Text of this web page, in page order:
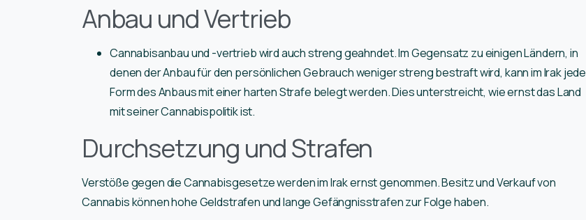
Anbau und Vertrieb
Cannabisanbau und -vertrieb wird auch streng geahndet. Im Gegensatz zu einigen Ländern, in
denen der Anbau für den persönlichen Gebrauch weniger streng bestraft wird, kann im Irak jede
Form des Anbaus mit einer harten Strafe belegt werden. Dies unterstreicht, wie ernst das Land
mit seiner Cannabispolitik ist.
Durchsetzung und Strafen
Verstöße gegen die Cannabisgesetze werden im Irak ernst genommen. Besitz und Verkauf von
Cannabis können hohe Geldstrafen und lange Gefängnisstrafen zur Folge haben.